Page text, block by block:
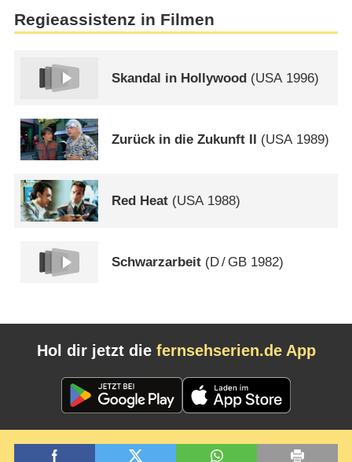
Regieassistenz in Filmen
Skandal in Hollywood (USA 1996)
Zurück in die Zukunft II (USA1989)
Red Heat (USA1988)
Schwarzarbeit (D/ GB 1982)
Hol dir jetzt die fernsehserien.de App